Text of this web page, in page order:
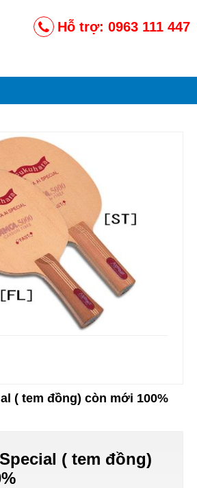
Hỗ trợ: 0963 111 447
( tem đồng) còn mới 100%
( tem đồng)